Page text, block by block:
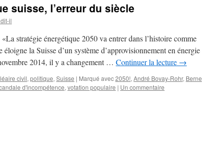
suisse, l’erreur du siècle
il
stratégie énergétique 2050 va entrer dans l’histoire comme
la Suisse d’un système d’approvisionnement en énergie
2014, il y a changement … Continuer la lecture →
civil, politique, Suisse | Marqué avec2050!, André Bovay-Rohr, Berne
d'incompétence, votation populaire | Un commentaire